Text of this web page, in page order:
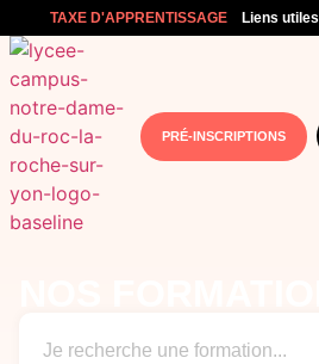
TAXE D'APPRENTISSAGE Liens utiles
PRÉ-INSCRIPTIONS